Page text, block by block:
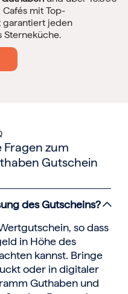
mit Top-
garantiert jeden
Sterneküche.
Fragen zum
Gutschein
des Gutscheins?
so dass
in Höhe des
kannst. Bringe
oder in digitaler
Guthaben und